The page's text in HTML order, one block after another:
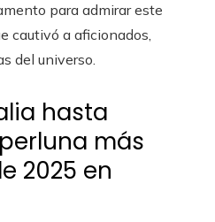
para admirar este
cautivó a aficionados,
del universo.
hasta
más
2025 en